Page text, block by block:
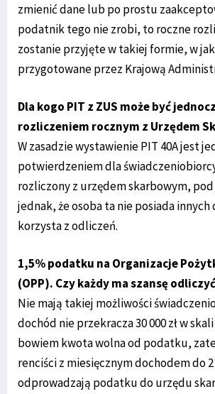
zmienić dane lub po prostu
podatnik tego nie zrobi, to roczne
zostanie przyjęte w takiej formie, w
przygotowane przez Krajową
Dla kogo PIT z ZUS może być
rozliczeniem rocznym z Urzędem
W zasadzie wystawienie PIT 40A jest
potwierdzeniem dla
rozliczony z urzędem skarbowym,
jednak, że osoba ta nie posiada
korzysta z odliczeń.
1,5% podatku na Organizacje
(OPP). Czy każdy ma szansę
Nie mają takiej możliwości
dochód nie przekracza 30 000 zł w
bowiem kwota wolna od podatku,
renciści z miesięcznym dochodem do 2
odprowadzają podatku do urzędu